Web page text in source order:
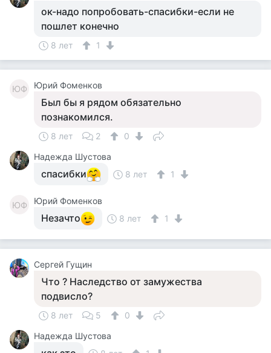
ок-надо попробовать-спасибки-если не
пошлет конечно
8 лет 1
ЮФ Юрий Фоменков
Был бы я рядом обязательно
познакомился.
8 лет 2
0
Надежда Шустова
спасибки 8 лет 1
ЮФ Юрий Фоменков
Незачто 8 лет 1
Сергей Гущин
Что ? Наследство от замужества
подвисло?
8 лет 5
0
Надежда Шустова